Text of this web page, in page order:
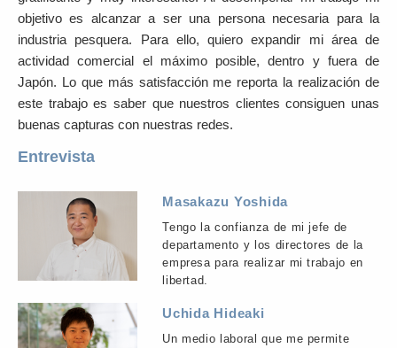
objetivo es alcanzar a ser una persona necesaria para la
industria pesquera. Para ello, quiero expandir mi área de
actividad comercial el máximo posible, dentro y fuera de
Japón. Lo que más satisfacción me reporta la realización de
este trabajo es saber que nuestros clientes consiguen unas
buenas capturas con nuestras redes.
Entrevista
Masakazu Yoshida
Tengo la confianza de mi jefe de
departamento y los directores de la
empresa para realizar mi trabajo en
libertad.
Uchida Hideaki
Un medio laboral que me permite